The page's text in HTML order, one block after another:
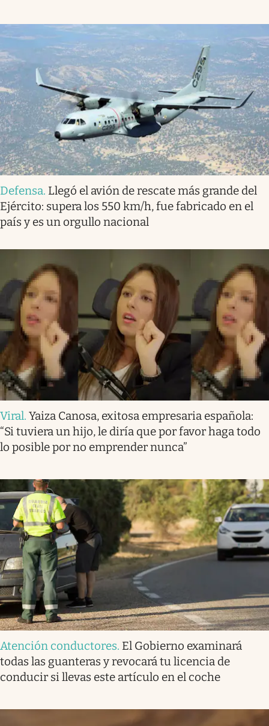
Defensa. Llegó el avión de rescate más grande del
Ejército: supera los 550 km/h, fue fabricado en el
país y es un orgullo nacional
Viral. Yaiza Canosa, exitosa empresaria española:
“Si tuviera un hijo, le diría que por favor haga todo
lo posible por no emprender nunca”
Atención conductores. El Gobierno examinará
todas las guanteras y revocará tu licencia de
conducir si llevas este artículo en el coche